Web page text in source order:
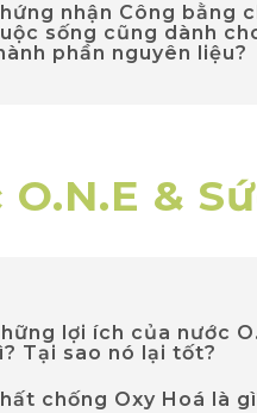
nhận Công bằng
sống cũng dành
phần nguyên liệu?
O.N.E &
lợi ích của nước
Tại sao nó lại tốt?
chống Oxy Hoá là